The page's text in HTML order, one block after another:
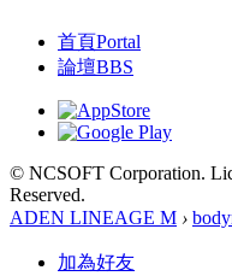
首頁Portal
論壇BBS
© NCSOFT Corporation.
Reserved.
ADEN LINEAGE M ›
加為好友